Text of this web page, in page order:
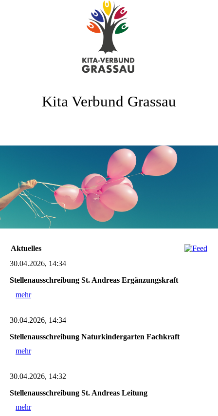
Kita Verbund Grassau
Aktuelles
30.04.2026, 14:34
Stellenausschreibung St. Andreas Ergänzungskraft
mehr
30.04.2026, 14:34
Stellenausschreibung Naturkindergarten Fachkraft
mehr
30.04.2026, 14:32
Stellenausschreibung St. Andreas Leitung
mehr